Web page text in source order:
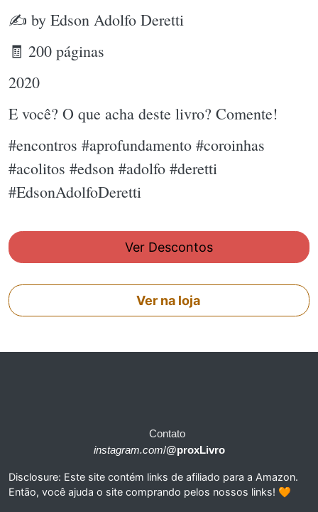
✍ by Edson Adolfo Deretti
🧾 200 páginas
2020
E você? O que acha deste livro? Comente!
#encontros #aprofundamento #coroinhas
#acolitos #edson #adolfo #deretti
#EdsonAdolfoDeretti
Ver Descontos
Ver na loja
Contato
instagram.com/@proxLivro
Disclosure: Este site contém links de afiliado para a Amazon.
Então, você ajuda o site comprando pelos nossos links! 🧡